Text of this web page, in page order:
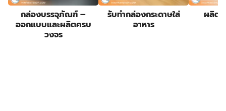
กล่องบรรจุภัณฑ์ –
ออกแบบและผลิตครบ
วงจร
รับทํากล่องกระดาษใส่
อาหาร
ผลิต